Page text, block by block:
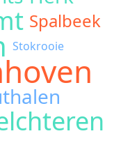
Spalbeek
Stokrooie